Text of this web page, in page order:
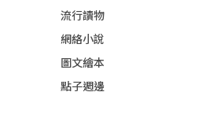
流行讀物
網絡小說
圖文繪本
點子週邊